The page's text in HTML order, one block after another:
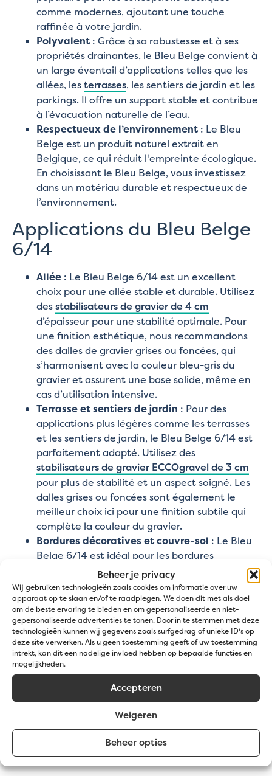
Beheer je privacy
Wij gebruiken technologieën zoals cookies om informatie over uw
apparaat op te slaan en/of te raadplegen. We doen dit met als doel
om de beste ervaring te bieden en om gepersonaliseerde en niet-
gepersonaliseerde advertenties te tonen. Door in te stemmen met deze
technologieën kunnen wij gegevens zoals surfgedrag of unieke ID's op
deze site verwerken. Als u geen toestemming geeft of uw toestemming
intrekt, kan dit een nadelige invloed hebben op bepaalde functies en
mogelijkheden.
Accepteren
Weigeren
Beheer opties
comme modernes, ajoutant une touche
raffinée à votre jardin.
Polyvalent: Grâce à sa robustesse et à ses
propriétés drainantes, le Bleu Belge convient à
un large éventail d’applications telles que les
allées, lesterrasses, les sentiers de jardin et les
parkings. Il offre un support stable et contribue
à l’évacuation naturelle de l’eau.
Respectueux de l’environnement: Le Bleu
Belge est un produit naturel extrait en
Belgique, ce qui réduit l'empreinte écologique.
En choisissant le Bleu Belge, vous investissez
dans un matériau durable et respectueux de
l’environnement.
Applications du Bleu Belge
6/14
Allée : Le Bleu Belge 6/14 est un excellent
choix pour une allée stable et durable. Utilisez
desstabilisateurs de gravier de 4 cm
d’épaisseur pour une stabilité optimale. Pour
une finition esthétique, nous recommandons
des dalles de gravier grises ou foncées, qui
s’harmonisent avec la couleur bleu-gris du
gravier et assurent une base solide, même en
cas d’utilisation intensive.
Terrasse et sentiers de jardin : Pour des
applications plus légères comme les terrasses
et les sentiers de jardin, le Bleu Belge 6/14 est
parfaitement adapté. Utilisez des
stabilisateurs de gravier ECCOgravel de 3 cm
pour plus de stabilité et un aspect soigné. Les
dalles grises ou foncées sont également le
meilleur choix ici pour une finition subtile qui
complète la couleur du gravier.
Bordures décoratives et couvre-sol : Le Bleu
Belge 6/14 est idéal pour les bordures
décoratives et le paillage de sol. Placez un
feutreanti-racinesous le gravier pour éviter la
croissance de plantes indésirables et choisissez
une épaisseur de 5 cm pour une couverture
optimale. Si vous utilisez des
stabilisateurs fines de 2 cm, une couche de
gravier de 3 cm suffit pour maintenir le gravier
en place. Pour une finition parfaite, nous
conseillons également ici des dalles de gravier
grises ou foncées, qui se fondent parfaitement
Quelle quantité de gravier dois-je
utiliser ?